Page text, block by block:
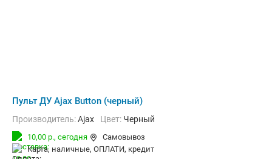
Пульт ДУ Ajax Button (черный)
Производитель:Ajax Цвет: Черный
10,00 р., сегодня
Самовывоз
карта, наличные, ОПЛАТИ, кредит